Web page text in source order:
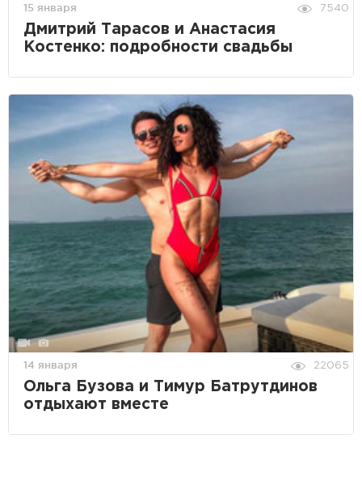
15 января 7540
Дмитрий Тарасов и Анастасия
Костенко: подробности свадьбы
14 января 22065
Ольга Бузова и Тимур Батрутдинов
отдыхают вместе